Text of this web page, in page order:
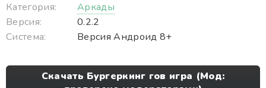
Категория:
Аркады
Версия:
0.2.2
Система:
Версия Андроид 8+
Скачать Бургеркинг гов игра (Мод: